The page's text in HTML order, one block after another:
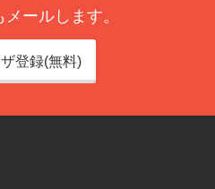
ールします。
登録(無料)